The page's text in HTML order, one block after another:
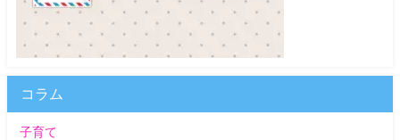
コラム
子育て